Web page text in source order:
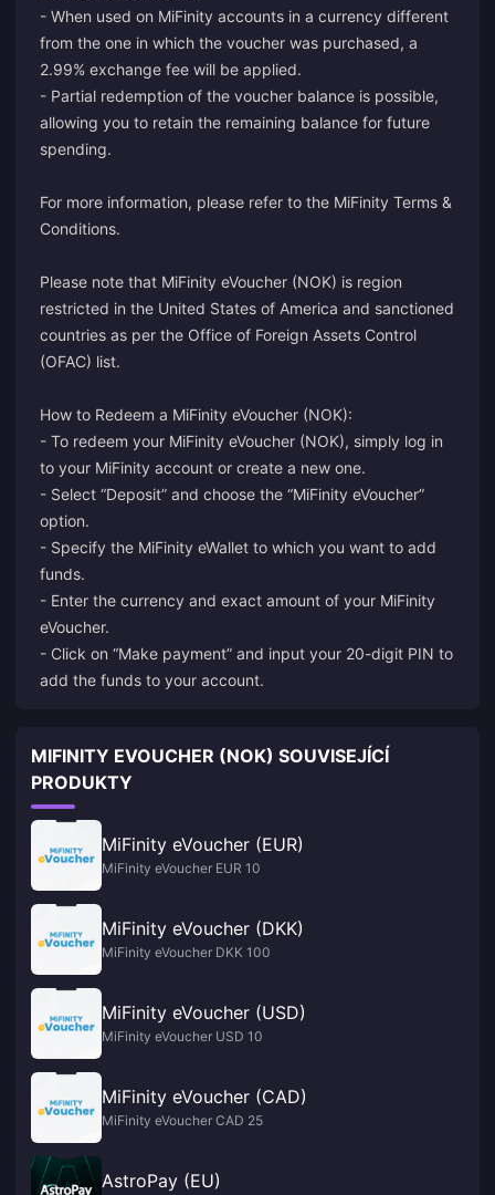
- When used on MiFinity accounts in a currency different
from the one in which the voucher was purchased, a
2.99% exchange fee will be applied.
- Partial redemption of the voucher balance is possible,
allowing you to retain the remaining balance for future
spending.
For more information, please refer to the MiFinity Terms &
Conditions.
Please note that MiFinity eVoucher (NOK) is region
restricted in the United States of America and sanctioned
countries as per the Office of Foreign Assets Control
(OFAC) list.
How to Redeem a MiFinity eVoucher (NOK):
- To redeem your MiFinity eVoucher (NOK), simply log in
to your MiFinity account or create a new one.
- Select “Deposit” and choose the “MiFinity eVoucher”
option.
- Specify the MiFinity eWallet to which you want to add
funds.
- Enter the currency and exact amount of your MiFinity
eVoucher.
- Click on “Make payment” and input your 20-digit PIN to
add the funds to your account.
MIFINITY EVOUCHER (NOK) SOUVISEJÍCÍ
PRODUKTY
MiFinity eVoucher (EUR)
MiFinity eVoucher EUR 10
MiFinity eVoucher (DKK)
MiFinity eVoucher DKK 100
MiFinity eVoucher (USD)
MiFinity eVoucher USD 10
MiFinity eVoucher (CAD)
MiFinity eVoucher CAD 25
AstroPay (EU)